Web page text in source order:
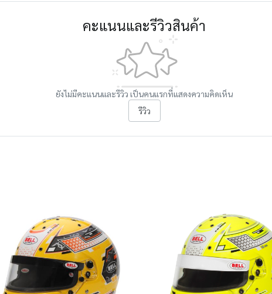
คะแนนและรีวิวสินค้า
ยังไม่มีคะแนนและรีวิว เป็นคนแรกที่แสดงความคิดเห็น
รีวิว